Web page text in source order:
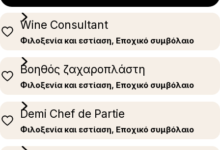
Wine Consultant
Φιλοξενία και εστίαση, Εποχικό συμβόλαιο
Βοηθός ζαχαροπλάστη
Φιλοξενία και εστίαση, Εποχικό συμβόλαιο
Demi Chef de Partie
Φιλοξενία και εστίαση, Εποχικό συμβόλαιο